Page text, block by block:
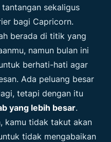
sekaligus
bagi Capricorn.
berada di titik yang
namun bulan ini
berhati-hati agar
Ada peluang besar
tetapi dengan itu
yang lebih besar.
kamu tidak takut akan
tidak mengabaikan